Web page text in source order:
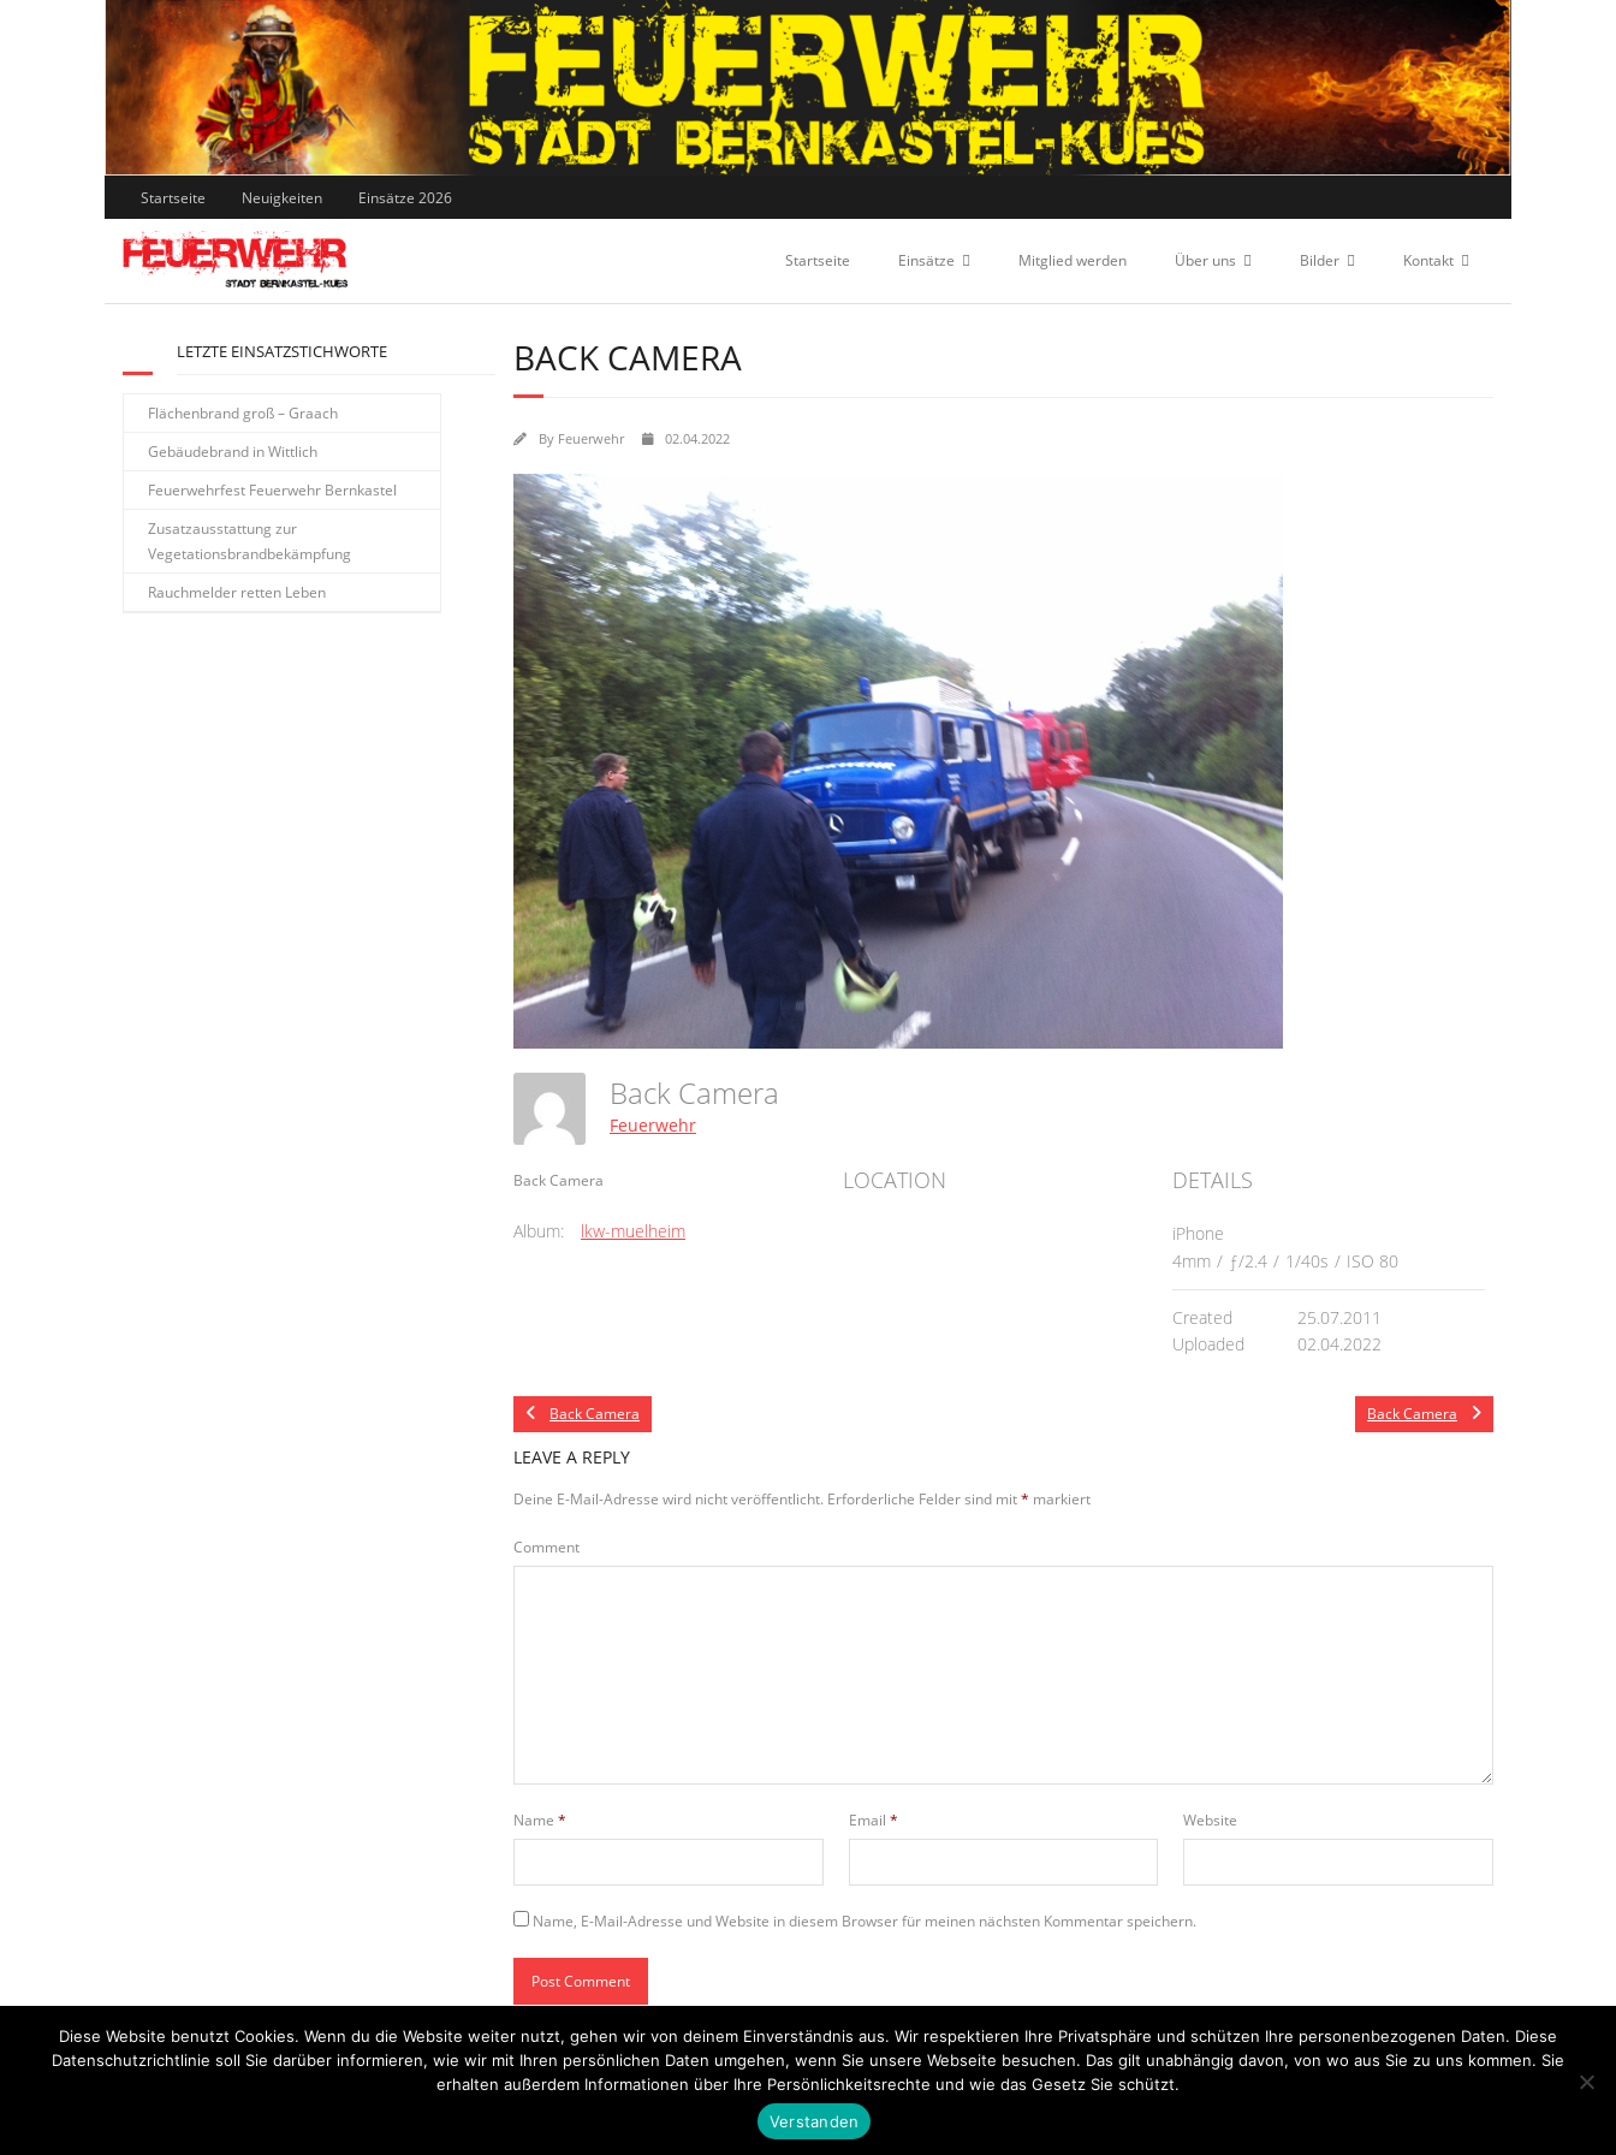
Skip
to
content
Startseite Neuigkeiten Einsätze 2026
Startseite Einsätze Mitglied werden Über uns Bilder Kontakt
BACK CAMERA
By Feuerwehr 02.04.2022
Back Camera
Feuerwehr
Back Camera
Album: lkw-muelheim
LOCATION DETAILS
iPhone
4mm / ƒ/2.4 / 1/40s / ISO 80
Created
25.07.2011
Uploaded
02.04.2022
Back Camera Back Camera
LEAVE A REPLY
Deine E-Mail-Adresse wird nicht veröffentlicht. Erforderliche Felder sind mit* markiert
Comment
Name * Email * Website
Name, E-Mail-Adresse und Website in diesem Browser für meinen nächsten Kommentar speichern.
LETZTE EINSATZSTICHWORTE
Flächenbrand groß – Graach
Gebäudebrand in Wittlich
Feuerwehrfest Feuerwehr Bernkastel
Zusatzausstattung zur
Vegetationsbrandbekämpfung
Rauchmelder retten Leben
Startseite Einsätze Mitglied werden Über uns Bilder
Kontakt
Think Up Themes Ltd. Powered by
Diese Website benutzt Cookies. Wenn du die Website weiter nutzt, gehen wir von deinem Einverständnis aus. Wir respektieren Ihre Privatsphäre und schützen Ihre personenbezogenen Daten. Diese
Datenschutzrichtlinie soll Sie darüber informieren, wie wir mit Ihren persönlichen Daten umgehen, wenn Sie unsere Webseite besuchen. Das gilt unabhängig davon, von wo aus Sie zu uns kommen. Sie
erhalten außerdem Informationen über Ihre Persönlichkeitsrechte und wie das Gesetz Sie schützt.
Verstanden